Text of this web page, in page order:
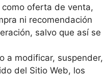
oferta de venta,
ni recomendación
salvo que así se
a modificar, suspender,
del Sitio Web, los